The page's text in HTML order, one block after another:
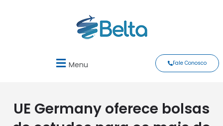
Menu Fale Conosco
UE Germany oferece bolsas